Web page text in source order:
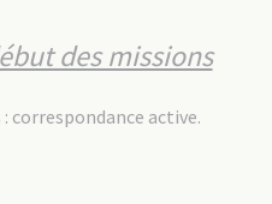
des missions
correspondance active.